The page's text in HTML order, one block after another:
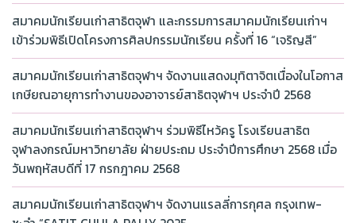
สมาคมนักเรียนเก่าสาธิตจุฬา และกรรมการสมาคมนักเรียนเก่าฯ
เข้าร่วมพิธีเปิดโครงการศิลปกรรมนักเรียน ครั้งที่ 16 “เจริญสี”
สมาคมนักเรียนเก่าสาธิตจุฬาฯ จัดงานแสดงมุทิตาจิตเนื่องในโอกาส
เกษียณอายุการทำงานของอาจารย์สาธิตจุฬาฯ ประจำปี 2568
สมาคมนักเรียนเก่าสาธิตจุฬาฯ ร่วมพิธีไหว้ครู โรงเรียนสาธิต
จุฬาลงกรณ์มหาวิทยาลัย ฝ่ายประถม ประจำปีการศึกษา 2568 เมื่อ
วันพฤหัสบดีที่ 17 กรกฎาคม 2568
สมาคมนักเรียนเก่าสาธิตจุฬาฯ จัดงานแรลลี่การกุศล กรุงเทพ-